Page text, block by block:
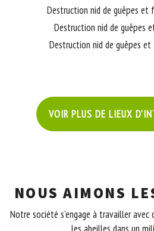
Destruction nid de guêpes et
Destruction nid de guêpes
Destruction nid de guêpes et
VOIR PLUS DE LIEUX
NOUS AIMONS
Notre société s'engage à travailler
les abeilles dans un